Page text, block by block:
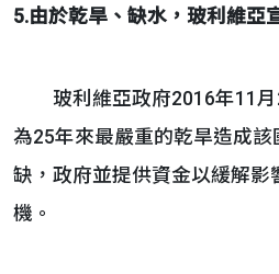
5.由於乾旱、缺水，玻利維亞
玻利維亞政府2016年11月
為25年來最嚴重的乾旱造成
缺，政府並提供資金以緩解影
機。